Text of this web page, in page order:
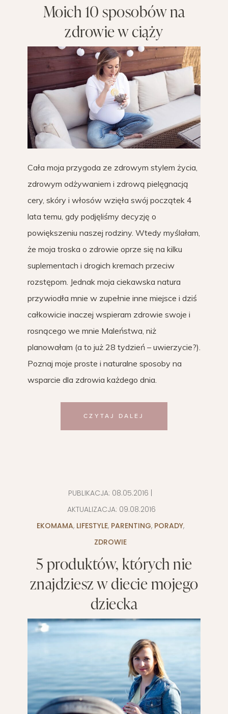
Moich 10 sposobów na
zdrowie w ciąży
Cała moja przygoda ze zdrowym stylem życia,
zdrowym odżywaniem i zdrową pielęgnacją
cery, skóry i włosów wzięła swój początek 4
lata temu, gdy podjęliśmy decyzję o
powiększeniu naszej rodziny. Wtedy myślałam,
że moja troska o zdrowie oprze się na kilku
suplementach i drogich kremach przeciw
rozstępom. Jednak moja ciekawska natura
przywiodła mnie w zupełnie inne miejsce i dziś
całkowicie inaczej wspieram zdrowie swoje i
rosnącego we mnie Maleństwa, niż
planowałam (a to już 28 tydzień – uwierzycie?).
Poznaj moje proste i naturalne sposoby na
wsparcie dla zdrowia każdego dnia.
CZYTAJ DALEJ
PUBLIKACJA: 08.05.2016
AKTUALIZACJA: 09.08.2016
EKOMAMA, LIFESTYLE, PARENTING, PORADY,
ZDROWIE
5 produktów, których nie
znajdziesz w diecie mojego
dziecka